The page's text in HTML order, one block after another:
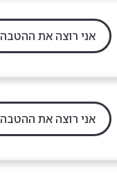
אני רוצה את ההטבה
אני רוצה את ההטבה